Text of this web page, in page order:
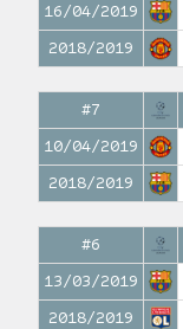
16/04/2019
2018/2019
#7
10/04/2019
2018/2019
#6
13/03/2019
2018/2019